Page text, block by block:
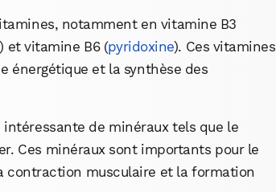
notamment en vitamine B3
) et vitamine B6 (pyridoxine). Ces vitamines
énergétique et la synthèse des
de minéraux tels que le
Ces minéraux sont importants pour le
contraction musculaire et la formation